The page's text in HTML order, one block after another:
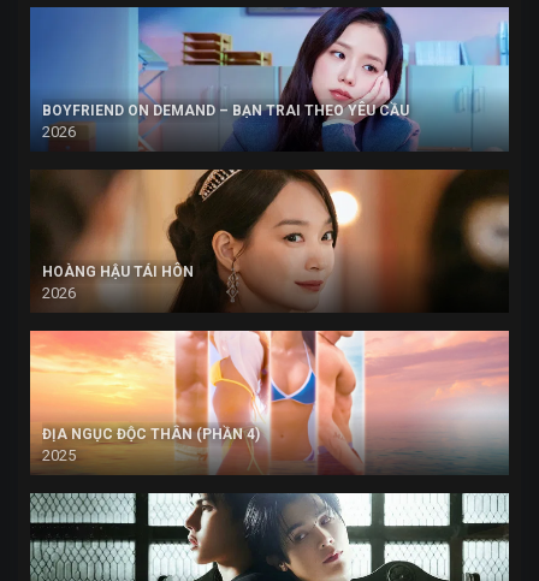
BOYFRIEND ON DEMAND – BẠN TRAI THEO YÊU CẦU
2026
HOÀNG HẬU TÁI HÔN
2026
ĐỊA NGỤC ĐỘC THÂN (PHẦN 4)
2025